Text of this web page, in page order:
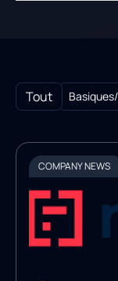
Tout
Tout
COMPANY NEWS